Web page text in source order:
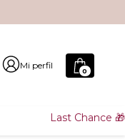
Mi perfil
0
Last Chance 🎁